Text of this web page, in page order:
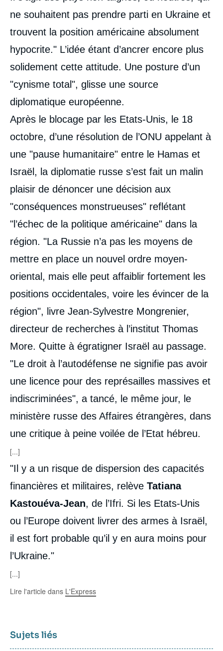
ne souhaitent pas prendre parti en Ukraine et
trouvent la position américaine absolument
hypocrite." L’idée étant d’ancrer encore plus
solidement cette attitude. Une posture d’un
"cynisme total", glisse une source
diplomatique européenne.
Après le blocage par les Etats-Unis, le 18
octobre, d’une résolution de l’ONU appelant à
une "pause humanitaire" entre le Hamas et
Israël, la diplomatie russe s’est fait un malin
plaisir de dénoncer une décision aux
"conséquences monstrueuses" reflétant
"l’échec de la politique américaine" dans la
région. "La Russie n’a pas les moyens de
mettre en place un nouvel ordre moyen-
oriental, mais elle peut affaiblir fortement les
positions occidentales, voire les évincer de la
région", livre Jean-Sylvestre Mongrenier,
directeur de recherches à l’institut Thomas
More. Quitte à égratigner Israël au passage.
"Le droit à l’autodéfense ne signifie pas avoir
une licence pour des représailles massives et
indiscriminées", a tancé, le même jour, le
ministère russe des Affaires étrangères, dans
une critique à peine voilée de l’Etat hébreu.
[...]
"Il y a un risque de dispersion des capacités
financières et militaires, relève Tatiana
Kastouéva-Jean, de l’Ifri. Si les Etats-Unis
ou l’Europe doivent livrer des armes à Israël,
il est fort probable qu’il y en aura moins pour
l’Ukraine."
[...]
Lire l'article dans L'Express
Sujets liés